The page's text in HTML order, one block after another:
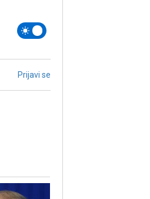
Prijavi se